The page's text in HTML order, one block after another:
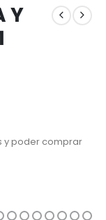
Y
y poder comprar